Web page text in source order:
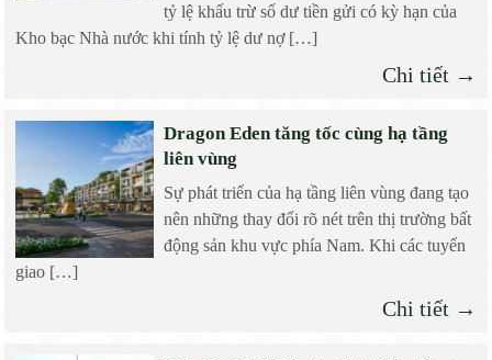
tỷ lệ khấu trừ số dư tiền gửi có kỳ hạn của
Kho bạc Nhà nước khi tính tỷ lệ dư nợ […]
Chi tiết →
Dragon Eden tăng tốc cùng hạ tầng
liên vùng
Sự phát triển của hạ tầng liên vùng đang tạo
nên những thay đổi rõ nét trên thị trường bất
động sản khu vực phía Nam. Khi các tuyến
giao […]
Chi tiết →